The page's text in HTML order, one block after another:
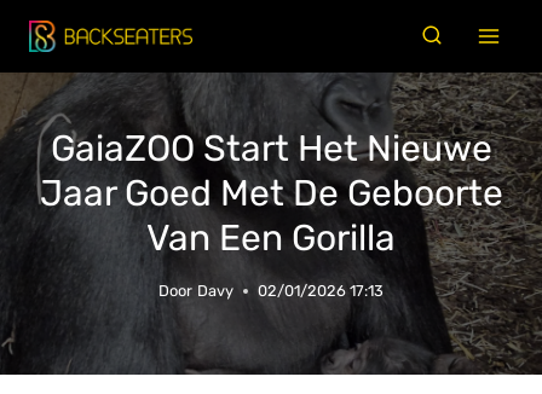
Doorgaan
naar
inhoud
GaiaZOO Start Het Nieuwe
Jaar Goed Met De Geboorte
Van Een Gorilla
Door Davy 02/01/2026 17:13